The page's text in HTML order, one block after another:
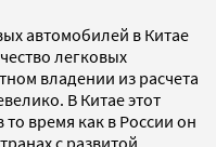
автомобилей в Китае
легковых
владении из расчета
В Китае этот
то время как в России он